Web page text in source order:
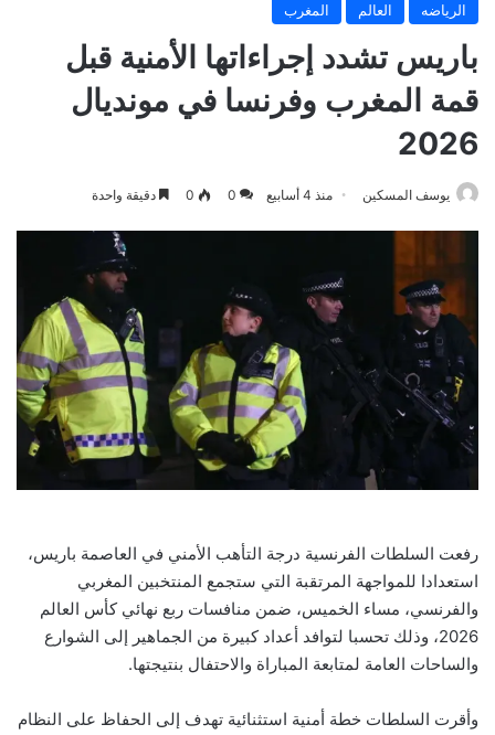
الرياضه العالم المغرب
باريس تشدد إجراءاتها الأمنية قبل
قمة المغرب وفرنسا في مونديال
2026
يوسف المسكين منذ 4 أسابيع 0
0 دقيقة واحدة
رفعت السلطات الفرنسية درجة التأهب الأمني في العاصمة باريس،
استعدادا للمواجهة المرتقبة التي ستجمع المنتخبين المغربي
والفرنسي، مساء الخميس، ضمن منافسات ربع نهائي كأس العالم
2026، وذلك تحسبا لتوافد أعداد كبيرة من الجماهير إلى الشوارع
والساحات العامة لمتابعة المباراة والاحتفال بنتيجتها.
وأقرت السلطات خطة أمنية استثنائية تهدف إلى الحفاظ على النظام